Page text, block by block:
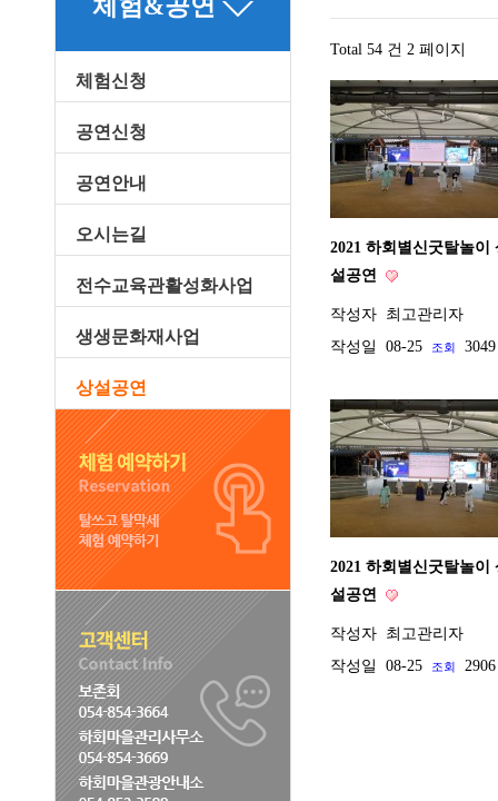
체험&공연
체험신청
공연신청
공연안내
오시는길
전수교육관활성화사업
생생문화재사업
상설공연
Total 54 건 2 페이지
2021 하회별신굿탈놀이
설공연
작성자 최고관리자
작성일
08-25 조회 3049
2021 하회별신굿탈놀이
설공연
작성자 최고관리자
작성일
08-25 조회 2906